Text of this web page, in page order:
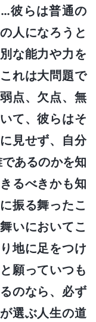
彼らは普通の
人になろうと
な能力や力を
れは大問題で
点、欠点、無
て、彼らはそ
見せず、自分
あるのかを知
るべきかも知
振る舞ったこ
いにおいてこ
地に足をつけ
願っていつも
のなら、必ず
選ぶ人生の道